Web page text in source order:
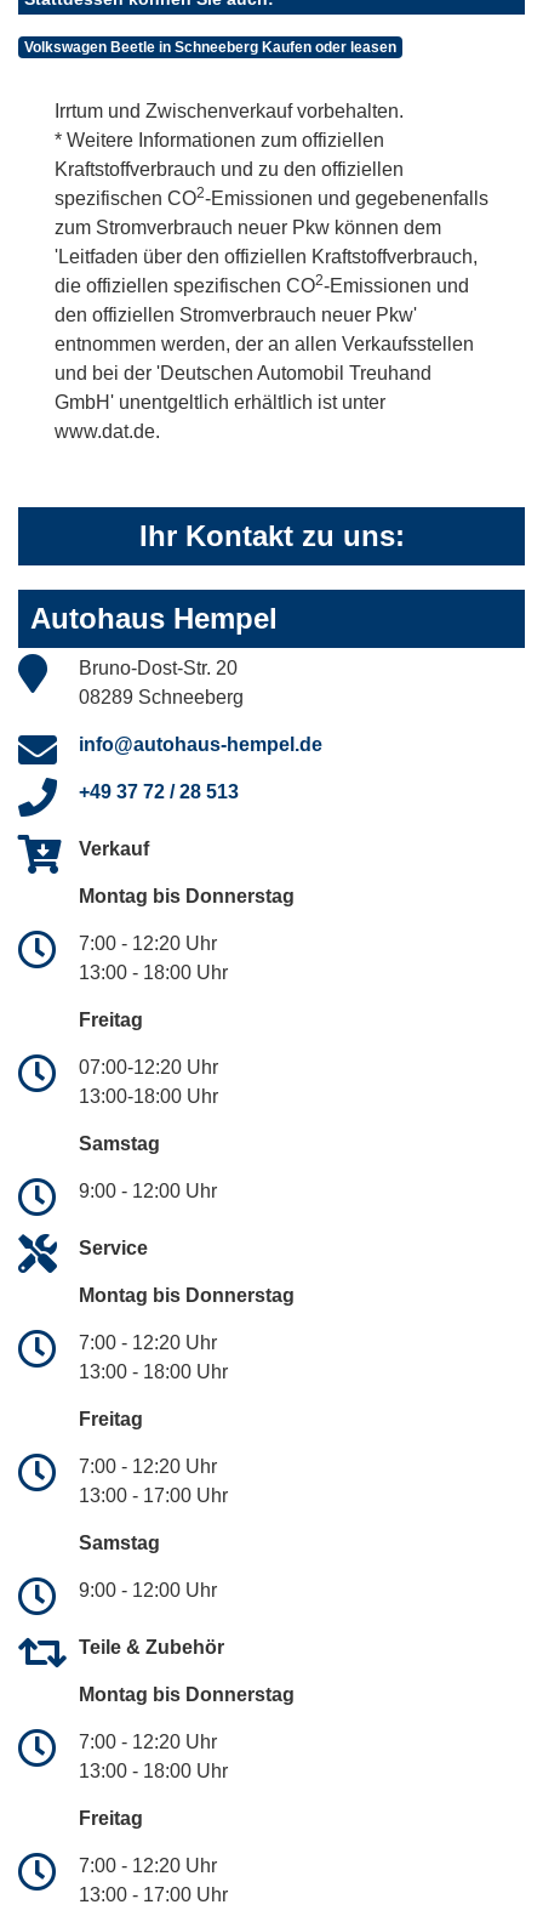
Volkswagen Beetle in Schneeberg Kaufen oder leasen
Irrtum und Zwischenverkauf vorbehalten.
* Weitere Informationen zum offiziellen
Kraftstoffverbrauch und zu den offiziellen
spezifischen CO2-Emissionen und gegebenenfalls
zum Stromverbrauch neuer Pkw können dem
'Leitfaden über den offiziellen Kraftstoffverbrauch,
die offiziellen spezifischen CO2-Emissionen und
den offiziellen Stromverbrauch neuer Pkw'
entnommen werden, der an allen Verkaufsstellen
und bei der 'Deutschen Automobil Treuhand
GmbH' unentgeltlich erhältlich ist unter
www.dat.de.
Ihr Kontakt zu uns:
Autohaus Hempel
Bruno-Dost-Str. 20
08289 Schneeberg
info@autohaus-hempel.de
+49 37 72 / 28 513
Verkauf
Montag bis Donnerstag
7:00 - 12:20 Uhr
13:00 - 18:00 Uhr
Freitag
07:00-12:20 Uhr
13:00-18:00 Uhr
Samstag
9:00 - 12:00 Uhr
Service
Montag bis Donnerstag
7:00 - 12:20 Uhr
13:00 - 18:00 Uhr
Freitag
7:00 - 12:20 Uhr
13:00 - 17:00 Uhr
Samstag
9:00 - 12:00 Uhr
Teile & Zubehör
Montag bis Donnerstag
7:00 - 12:20 Uhr
13:00 - 18:00 Uhr
Freitag
7:00 - 12:20 Uhr
13:00 - 17:00 Uhr